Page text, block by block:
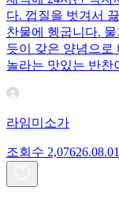
다. 껍질을 벗겨서
찬물에 헹굽니다.
듯이 갖은 양념으로
놀라는 맛있는 반찬
라임미소가
조회수 2,07626.08.01